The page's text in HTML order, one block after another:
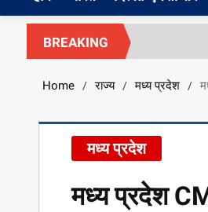
BREAKING
Home / राज्य / मध्य प्रदेश /
मध्य प्रदेश
मध्य प्रदेश